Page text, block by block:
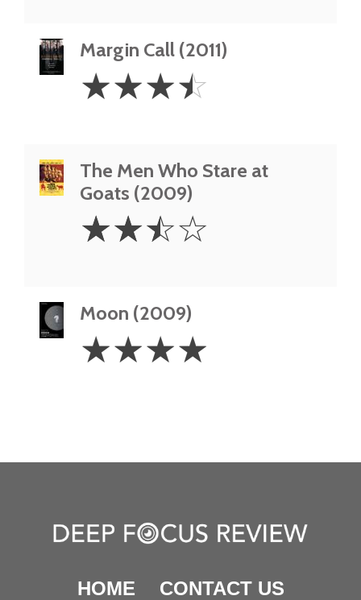
Margin Call (2011)
3.5
Stars
☆☆☆☆
The Men Who Stare at
Goats (2009)
2.5
Stars
☆☆☆☆
Moon (2009)
Stars
☆☆☆☆
HOME CONTACT US